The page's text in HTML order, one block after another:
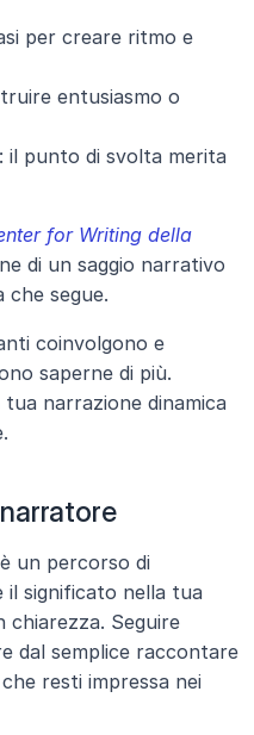
per creare ritmo e
entusiasmo o
il punto di svolta merita
for Writing della
di un saggio narrativo
che segue.
coinvolgono e
saperne di più.
narrazione dinamica
un percorso di
il significato nella tua
chiarezza. Seguire
dal semplice raccontare
resti impressa nei